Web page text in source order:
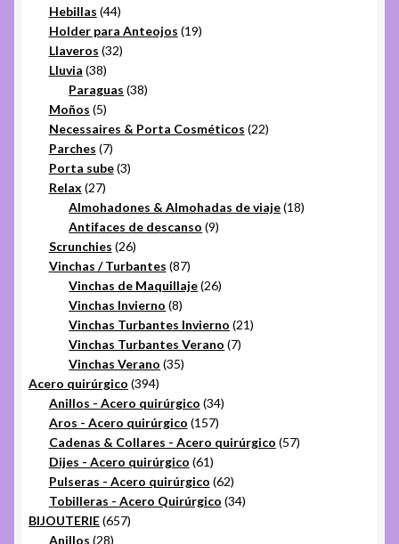
Hebillas 4444
productos
Holder para Anteojos 1919
Llaveros 3232
Lluvia 3838
productos
Paraguas 3838
Moños 55
productos
Necessaires & Porta Cosméticos 2222
Parches 77
productos
Porta sube 33
Relax 2727
productos
Almohadones & Almohadas de viaje 1818
Antifaces de descanso 99
Scrunchies 2626
productos
Vinchas / Turbantes 8787
productos
Vinchas de Maquillaje 2626
Vinchas Invierno 88
productos
Vinchas Turbantes Invierno 2121
Vinchas Turbantes Verano 77
Vinchas Verano 3535
Acero quirúrgico 394394
productos
Anillos - Acero quirúrgico 3434
Aros - Acero quirúrgico 157157
productos
Cadenas & Collares - Acero quirúrgico 5757
Dijes - Acero quirúrgico 6161
productos
Pulseras - Acero quirúrgico 6262
productos
Tobilleras - Acero Quirúrgico 3434
BIJOUTERIE 657657
Anillos 2828